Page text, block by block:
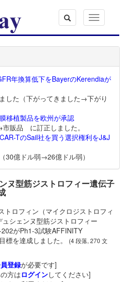
Toggle
navigation
年換算低下をBayerのKerendiaが
した（下がってきました→下がり
移植製品を欧州が承認
販品 に訂正しました。
TのSail社を買う選択権利をJ&J
30億ドル弱→26億ドル弱）
ヌ型筋ジストロフィー遺伝子
トロフィン（マイクロジストロフィ
シェンヌ型筋ジストロフィー
202がPh1-3試験AFFINITY
標を達成しました。
(4 段落, 270 文
登録が必要です]
方はログインしてください]